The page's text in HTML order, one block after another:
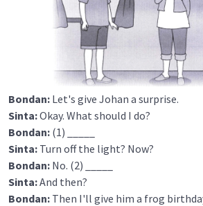
Bondan: Let's give Johan a surprise.
Sinta:Okay. What should I do?
Bondan: (1) _____
Sinta: Turn off the light? Now?
Bondan: No. (2) _____
Sinta:And then?
Bondan: Then I'll give him a frog